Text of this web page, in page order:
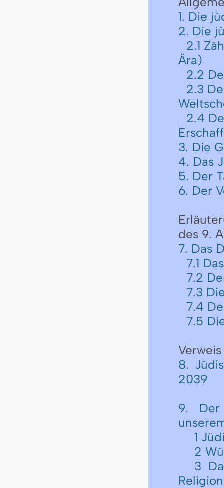
1. Die
2. Die
2.1
Ära)
2.2
2.3
2.4
3. Die
4. Das
5. Der
6. Der
des 9.
7. Das
7.1
7.2
7.3
7.4
7.5
8.
2039
9. Der
1
2
3
Religion